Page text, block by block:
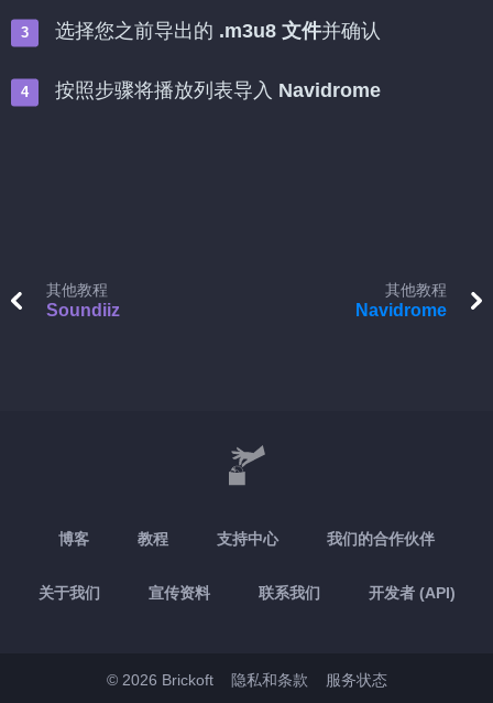
选择您之前导出的 .m3u8 文件并确认
按照步骤将播放列表导入 Navidrome
其他教程
Soundiiz
其他教程
Navidrome
博客 教程 支持中心 我们的合作伙伴
关于我们 宣传资料 联系我们 开发者 (API)
© 2026 Brickoft 隐私和条款 服务状态